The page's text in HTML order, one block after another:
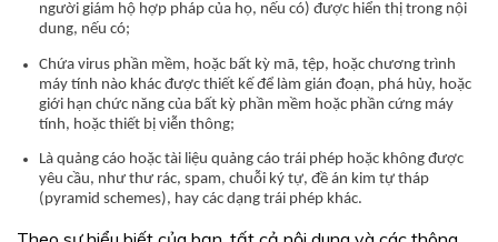
người giám hộ hợp pháp của họ, nếu có) được hiển thị trong nội
dung, nếu có;
Chứa virus phần mềm, hoặc bất kỳ mã, tệp, hoặc chương trình
máy tính nào khác được thiết kế để làm gián đoạn, phá hủy, hoặc
giới hạn chức năng của bất kỳ phần mềm hoặc phần cứng máy
tính, hoặc thiết bị viễn thông;
Là quảng cáo hoặc tài liệu quảng cáo trái phép hoặc không được
yêu cầu, như thư rác, spam, chuỗi ký tự, đề án kim tự tháp
(pyramid schemes), hay các dạng trái phép khác.